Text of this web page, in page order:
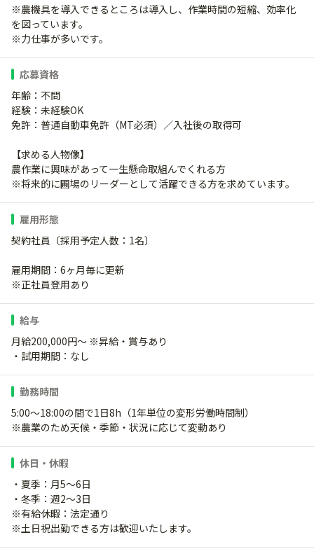
※農機具を導入できるところは導入し、作業時間の短縮、効率化
を図っています。
※力仕事が多いです。
応募資格
年齢：不問
経験：未経験OK
免許：普通自動車免許（MT必須）／入社後の取得可
【求める人物像】
農作業に興味があって一生懸命取組んでくれる方
※将来的に圃場のリーダーとして活躍できる方を求めています。
雇用形態
契約社員〔採用予定人数：1名〕
雇用期間：6ヶ月毎に更新
※正社員登用あり
給与
月給200,000円～ ※昇給・賞与あり
・試用期間：なし
勤務時間
5:00～18:00の間で1日8h（1年単位の変形労働時間制）
※農業のため天候・季節・状況に応じて変動あり
休日・休暇
・夏季：月5～6日
・冬季：週2～3日
※有給休暇：法定通り
※土日祝出勤できる方は歓迎いたします。